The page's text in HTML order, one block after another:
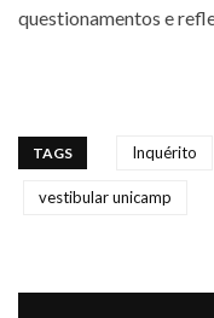
questionamentos e
TAGS Inquérito
vestibular unicamp